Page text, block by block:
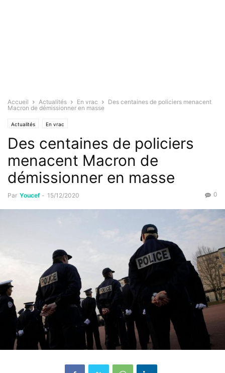
Accueil Actualités En vrac
Des centaines de policiers menacent
Macron de démissionner en masse
Actualités En vrac
Des centaines de policiers
menacent Macron de
démissionner en masse
Par Youcef - 15/12/2020 0